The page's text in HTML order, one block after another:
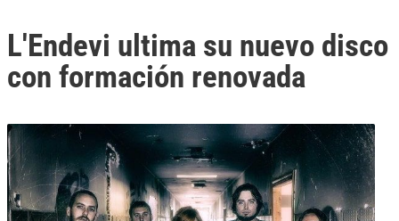
L'Endevi ultima su nuevo disco
con formación renovada